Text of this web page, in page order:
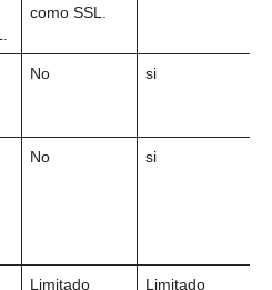
como SSL.
No si
No si
Limitado Limitado